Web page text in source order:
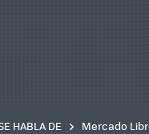
HABLA DE Mercado